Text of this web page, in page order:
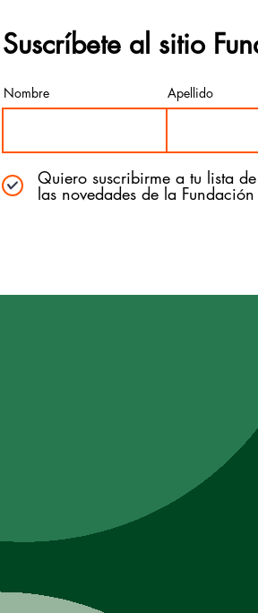
Suscríbete al sitio
Nombre Apellido
Quiero suscribirme a tu lista
las novedades de la Fundación